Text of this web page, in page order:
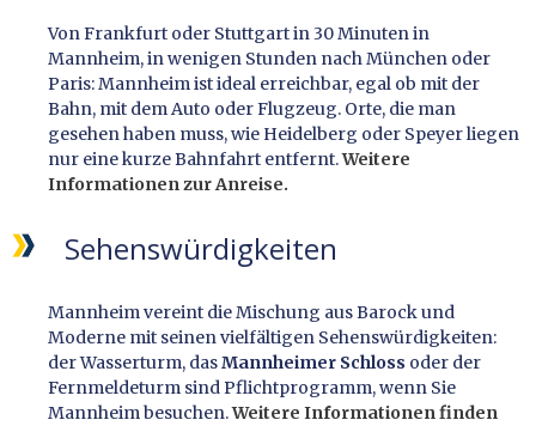
Von Frankfurt oder Stuttgart in 30 Minuten in
Mannheim, in wenigen Stunden nach München oder
Paris: Mannheim ist ideal erreichbar, egal ob mit der
Bahn, mit dem Auto oder Flugzeug. Orte, die man
gesehen haben muss, wie Heidelberg oder Speyer liegen
nur eine kurze Bahnfahrt entfernt.Weitere
Informationen zur Anreise.
Sehenswürdigkeiten
Mannheim vereint die Mischung aus Barock und
Moderne mit seinen vielfältigen Sehenswürdigkeiten:
der Wasserturm, dasMannheimer Schloss oder der
Fernmeldeturm sind Pflichtprogramm, wenn Sie
Mannheim besuchen.Weitere Informationen finden